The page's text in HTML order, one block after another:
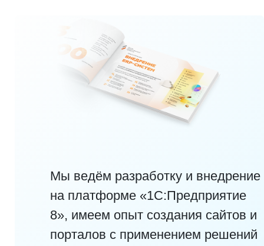
Мы ведём разработку и внедрение
на платформе «1С:Предприятие
8», имеем опыт создания сайтов и
порталов с применением решений